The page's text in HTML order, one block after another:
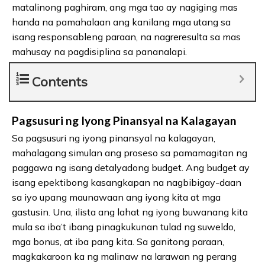
matalinong paghiram, ang mga tao ay nagiging mas
handa na pamahalaan ang kanilang mga utang sa
isang responsableng paraan, na nagreresulta sa mas
mahusay na pagdisiplina sa pananalapi.
Contents
Pagsusuri ng Iyong Pinansyal na Kalagayan
Sa pagsusuri ng iyong pinansyal na kalagayan,
mahalagang simulan ang proseso sa pamamagitan ng
paggawa ng isang detalyadong budget. Ang budget ay
isang epektibong kasangkapan na nagbibigay-daan
sa iyo upang maunawaan ang iyong kita at mga
gastusin. Una, ilista ang lahat ng iyong buwanang kita
mula sa iba’t ibang pinagkukunan tulad ng suweldo,
mga bonus, at iba pang kita. Sa ganitong paraan,
magkakaroon ka ng malinaw na larawan ng perang